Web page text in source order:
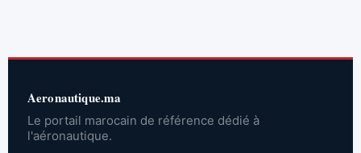
Aeronautique.ma
Le portail marocain de référence dédié à
l'aéronautique.